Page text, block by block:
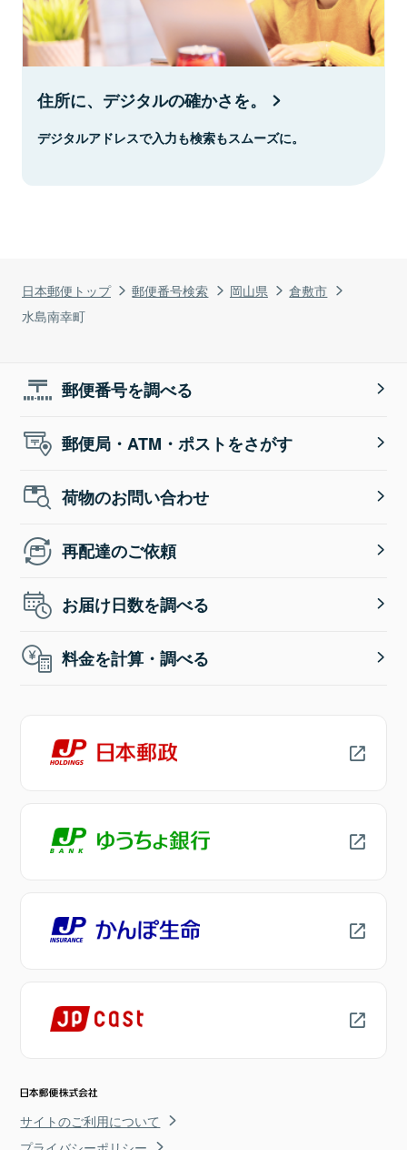
日本郵便トップ 郵便番号検索 岡山県
倉敷市
水島南幸町
住所に、デジタルの確かさを。
デジタルアドレスで入力も検索もスムーズに。
郵便番号を調べる
郵便局・ATM・ポストをさがす
荷物のお問い合わせ
再配達のご依頼
お届け日数を調べる
料金を計算・調べる
サイトのご利用について